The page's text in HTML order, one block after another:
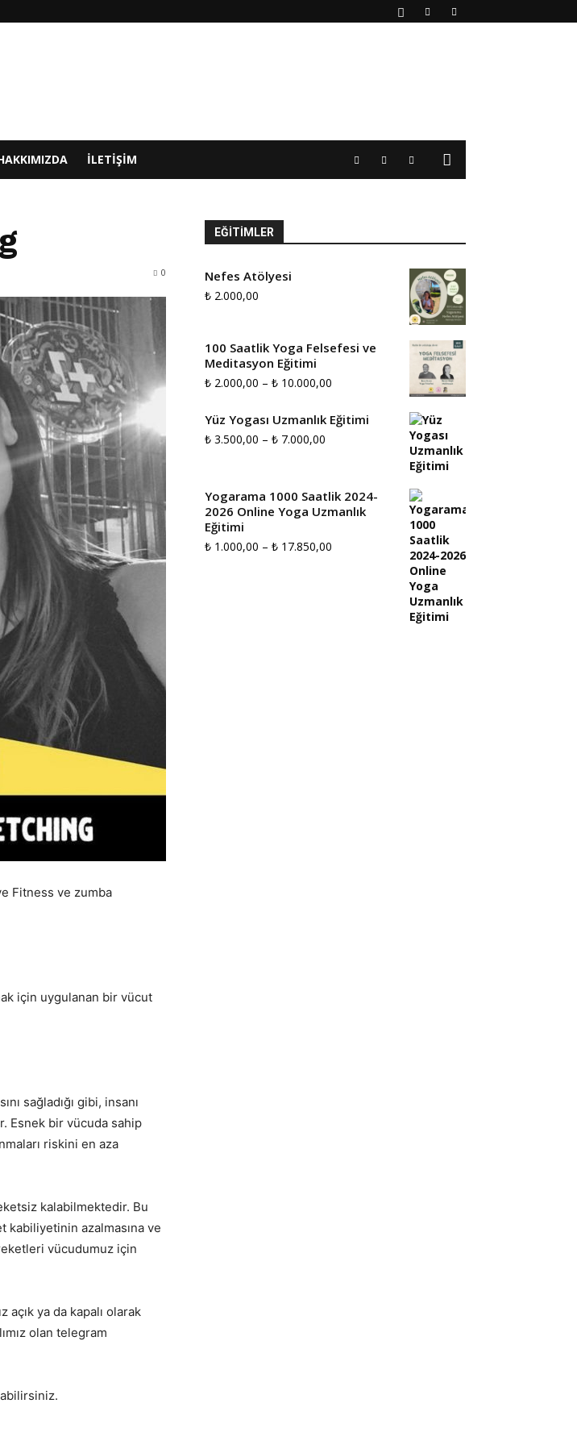
İLETIŞIM
0
Fitness ve zumba
için uygulanan bir vücut
sağladığı gibi, insanı
Esnek bir vücuda sahip
riskini en aza
kalabilmektedir. Bu
kabiliyetinin azalmasına ve
vücudumuz için
ya da kapalı olarak
olan telegram
EĞITIMLER
Nefes Atölyesi
₺ 2.000,00
100 Saatlik Yoga Felsefesi ve
Meditasyon Eğitimi
₺ 2.000,00 – ₺ 10.000,00
₺ 2.000,00
Yüz Yogası Uzmanlık Eğitimi
₺ 3.500,00 – ₺ 7.000,00
-
Yogarama 1000 Saatlik 2024-
2026 Online Yoga Uzmanlık
Eğitimi
₺ 1.000,00 – ₺ 17.850,00